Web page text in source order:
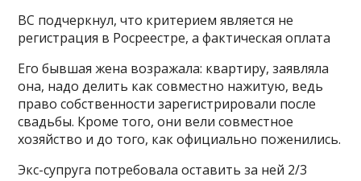
ВС подчеркнул, что критерием является не
регистрация в Росреестре, а фактическая оплата
Его бывшая жена возражала: квартиру, заявляла
она, надо делить как совместно нажитую, ведь
право собственности зарегистрировали после
свадьбы. Кроме того, они вели совместное
хозяйство и до того, как официально поженились.
Экс-супруга потребовала оставить за ней 2/3